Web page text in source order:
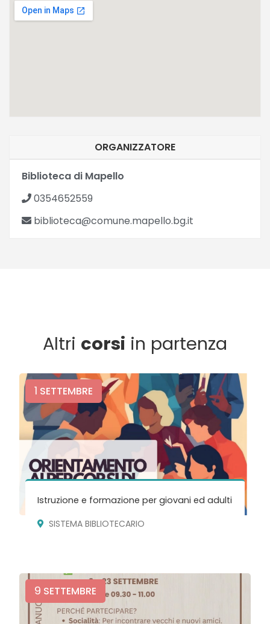
ORGANIZZATORE
Biblioteca di Mapello
0354652559
biblioteca@comune.mapello.bg.it
Altri corsi in partenza
1 SETTEMBRE
Istruzione e formazione per giovani ed adulti
SISTEMA BIBLIOTECARIO
9 SETTEMBRE